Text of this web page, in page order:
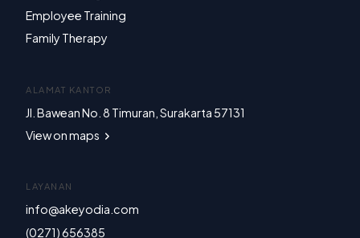
Employee Training
Family Therapy
ALAMAT KANTOR
Jl. Bawean No. 8 Timuran, Surakarta 57131
View on maps
LAYANAN
info@akeyodia.com
(0271) 656385